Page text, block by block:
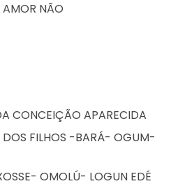
NÃO
CONCEIÇÃO APARECIDA
DOS FILHOS -BARÁ- OGUM-
OMOLÚ- LOGUN EDÉ